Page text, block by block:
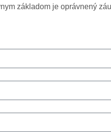
základom je oprávnený